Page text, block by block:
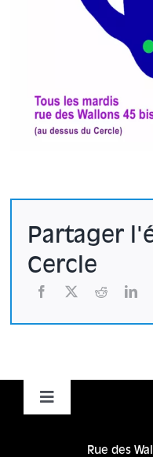
Partager
Cercle
Toggle
Rue des